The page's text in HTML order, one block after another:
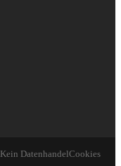
Kein DatenhandelCookies